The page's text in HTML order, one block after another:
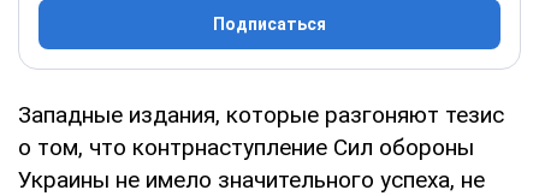
Подписаться
Западные издания, которые разгоняют тезис
о том, что контрнаступление Сил обороны
Украины не имело значительного успеха, не